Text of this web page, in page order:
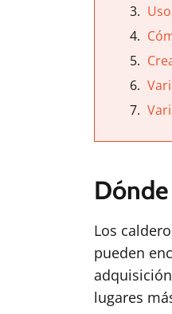
Los
pueden
lugares